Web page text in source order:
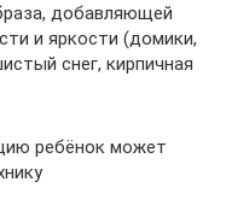
добавляющей
и яркости (домики,
снег, кирпичная
ребёнок может